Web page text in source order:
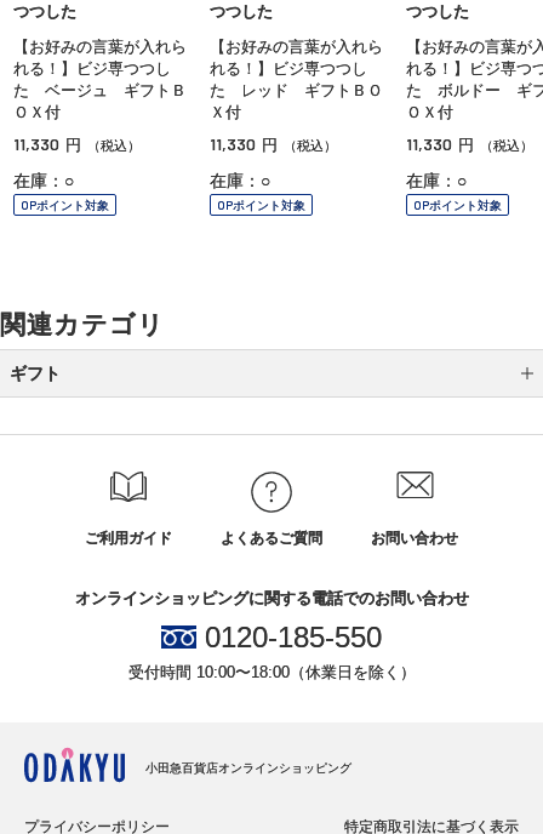
つつした
【お好みの言葉が入れら
れる！】ビジ専つつし
た ベージュ ギフトＢ
ＯＸ付
11,330 円 （税込）
在庫：○
OPポイント対象
つつした
【お好みの言葉が入れら
れる！】ビジ専つつし
た レッド ギフトＢＯ
Ｘ付
11,330 円 （税込）
在庫：○
OPポイント対象
つつした
【お好みの言葉が
れる！】ビジ専つ
た ボルドー ギ
ＯＸ付
11,330 円 （税込）
在庫：○
OPポイント対象
関連カテゴリ
ギフト
全国送料無料ギフト
誕生日ギフト
引越し・新築・開店祝い
ご利用ガイド よくあるご質問 お問い合わせ
オンラインショッピングに関する電話でのお問い合わせ
0120-185-550
受付時間 10:00〜18:00（休業日を除く）
小田急百貨店オンラインショッピング
プライバシーポリシー 特定商取引法に基づく表示